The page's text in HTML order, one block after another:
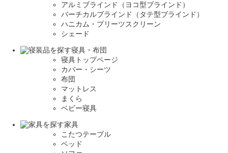
アルミブラインド（ヨコ型ブラインド）
バーチカルブラインド（タテ型ブラインド）
ハニカム・プリーツスクリーン
シェード
寝具・布団
寝具トップページ
カバー・シーツ
布団
マットレス
まくら
ベビー寝具
家具
こたつテーブル
ベッド